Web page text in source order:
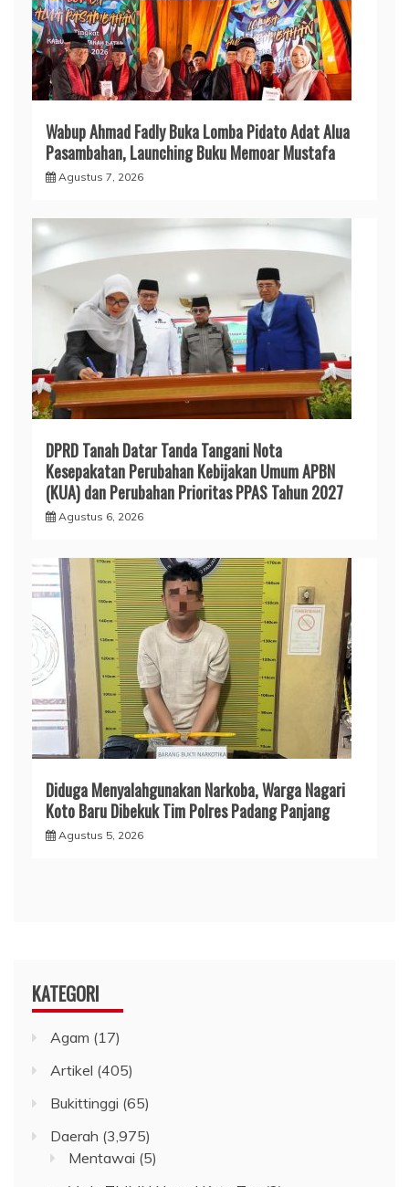
Wabup Ahmad Fadly Buka Lomba Pidato Adat Alua
Pasambahan, Launching Buku Memoar Mustafa
Agustus 7, 2026
DPRD Tanah Datar Tanda Tangani Nota
Kesepakatan Perubahan Kebijakan Umum APBN
(KUA) dan Perubahan Prioritas PPAS Tahun 2027
Agustus 6, 2026
Diduga Menyalahgunakan Narkoba, Warga Nagari
Koto Baru Dibekuk Tim Polres Padang Panjang
Agustus 5, 2026
KATEGORI
Agam (17)
Artikel (405)
Bukittinggi (65)
Daerah (3,975)
Mentawai (5)